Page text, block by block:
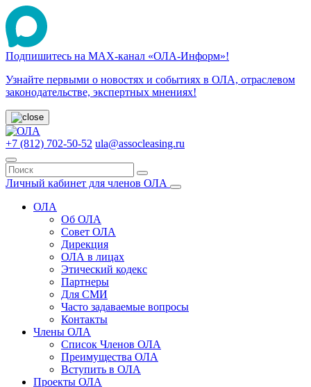
Подпишитесь на МАХ-канал «ОЛА-Информ»!
Узнайте первыми о новостях и событиях в ОЛА, отраслевом
законодательстве, экспертных мнениях!
+7 (812) 702-50-52 ula@assocleasing.ru
Личный кабинет для членов ОЛА
ОЛА
Об ОЛА
Совет ОЛА
Дирекция
ОЛА в лицах
Этический кодекс
Партнеры
Для СМИ
Часто задаваемые вопросы
Контакты
Члены ОЛА
Список Членов ОЛА
Преимущества ОЛА
Вступить в ОЛА
Проекты ОЛА